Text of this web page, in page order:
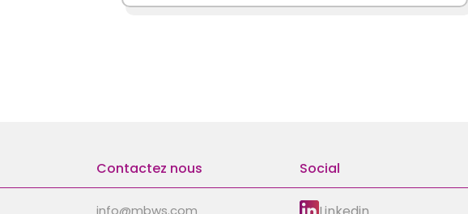
Contactez nous
info@mbws.com
Social